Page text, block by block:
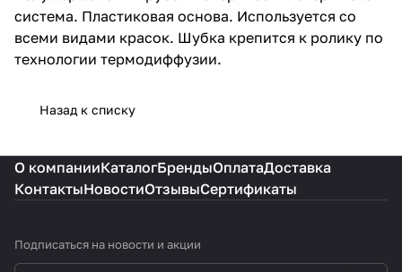
система. Пластиковая основа. Используется со
всеми видами красок. Шубка крепится к ролику по
технологии термодиффузии.
Назад к списку
О компанииКаталогБрендыОплатаДоставка
КонтактыНовостиОтзывыСертификаты
Подписаться на новости и акции